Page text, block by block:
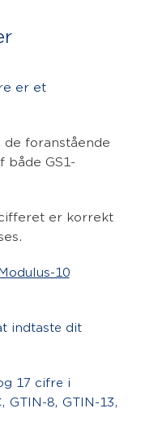
er et
foranstående
både GS1-
er korrekt
10
indtaste dit
17 cifre i
GTIN-8, GTIN-13,